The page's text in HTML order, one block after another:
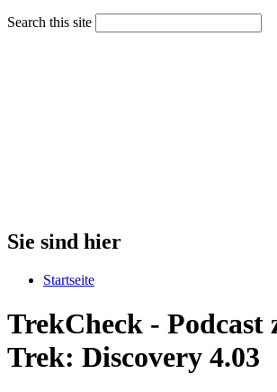
Search this site
Sie sind hier
Startseite
TrekCheck - Podcast
Trek: Discovery 4.03